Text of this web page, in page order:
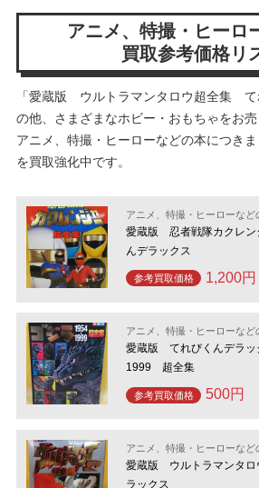
アニメ、特撮・ヒーロ
買取参考価格リ
「愛蔵版 ウルトラマンタロウ超全集 て
の他、さまざまなホビー・おもちゃをお売
アニメ、特撮・ヒーローなどの本につき
を買取強化中です。
アニメ、特撮・ヒーローなど
愛蔵版 忍者戦隊カクレ
んデラックス
参考買取価格 1,200円
アニメ、特撮・ヒーローなど
愛蔵版 てれびくんデラ
1999 超全集
参考買取価格 500円
アニメ、特撮・ヒーローなど
愛蔵版 ウルトラマンタ
ラックス